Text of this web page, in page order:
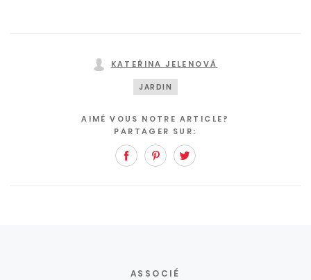
KATEŘINA JELENOVÁ
JARDIN
AIMÉ VOUS NOTRE ARTICLE?
PARTAGER SUR:
FacebookPinterest
ASSOCIÉ